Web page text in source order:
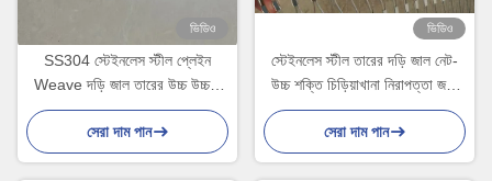
ভিডিও
SS304 স্টেইনলেস স্টীল প্লেইন
Weave দড়ি জাল তারের উচ্চ উচ্চতা
বিরোধী পতন নেট
সেরা দাম পান
ভিডিও
স্টেইনলেস স্টীল তারের দড়ি জাল নেট-
উচ্চ শক্তি চিড়িয়াখানা নিরাপত্তা জন্য
কাস্টমাইজড আকার
সেরা দাম পান